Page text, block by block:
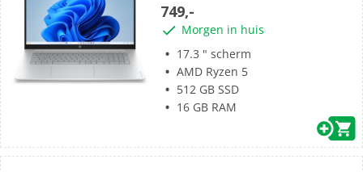
sterren.
749,-
Morgen in huis
17.3 " scherm
AMD Ryzen 5
512 GB SSD
16 GB RAM